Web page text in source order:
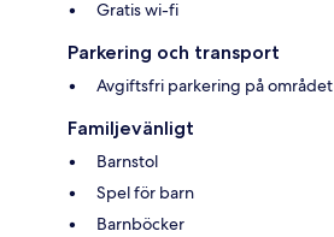
Gratis wi-fi
Parkering och transport
Avgiftsfri parkering på området
Familjevänligt
Barnstol
Spel för barn
Barnböcker